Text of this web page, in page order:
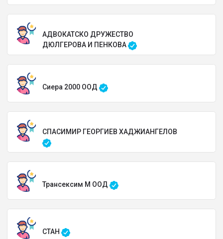
АДВОКАТСКО ДРУЖЕСТВО
ДЮЛГЕРОВА И ПЕНКОВА
Сиера 2000 ООД
СПАСИМИР ГЕОРГИЕВ ХАДЖИАНГЕЛОВ
Трансексим М ООД
СТАН